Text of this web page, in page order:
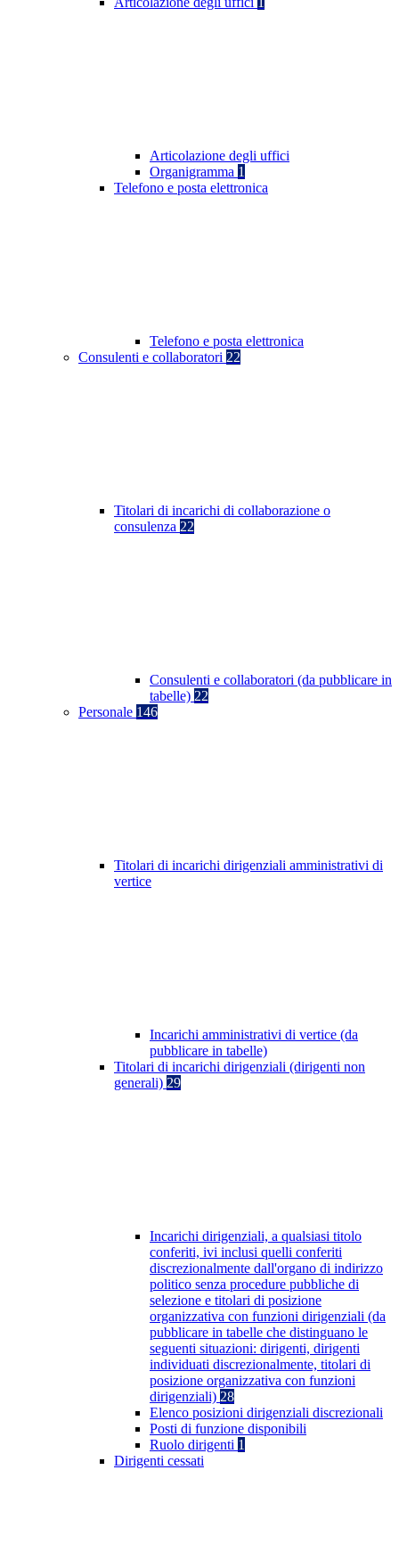
Articolazione degli uffici
Organigramma 1
Telefono e posta elettronica
Telefono e posta elettronica
Consulenti e collaboratori 22
Titolari di incarichi di collaborazione o
consulenza 22
Consulenti e collaboratori (da pubblicare in
tabelle) 22
Personale 146
Titolari di incarichi dirigenziali amministrativi di
vertice
Incarichi amministrativi di vertice (da
pubblicare in tabelle)
Titolari di incarichi dirigenziali (dirigenti non
generali) 29
Incarichi dirigenziali, a qualsiasi titolo
conferiti, ivi inclusi quelli conferiti
discrezionalmente dall'organo di indirizzo
politico senza procedure pubbliche di
selezione e titolari di posizione
organizzativa con funzioni dirigenziali (da
pubblicare in tabelle che distinguano le
seguenti situazioni: dirigenti, dirigenti
individuati discrezionalmente, titolari di
posizione organizzativa con funzioni
dirigenziali) 28
Elenco posizioni dirigenziali discrezionali
Posti di funzione disponibili
Ruolo dirigenti 1
Dirigenti cessati